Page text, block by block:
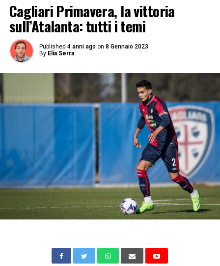
Cagliari Primavera, la vittoria
sull’Atalanta: tutti i temi
Published 4 anni ago on 8 Gennaio 2023
By Elia Serra